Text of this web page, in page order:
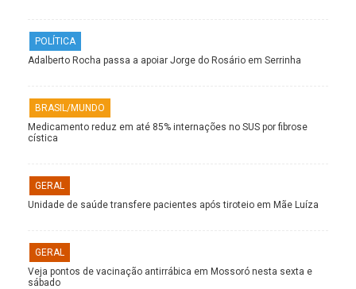
POLÍTICA
Adalberto Rocha passa a apoiar Jorge do Rosário em Serrinha
BRASIL/MUNDO
Medicamento reduz em até 85% internações no SUS por fibrose
cística
GERAL
Unidade de saúde transfere pacientes após tiroteio em Mãe Luíza
GERAL
Veja pontos de vacinação antirrábica em Mossoró nesta sexta e
sábado